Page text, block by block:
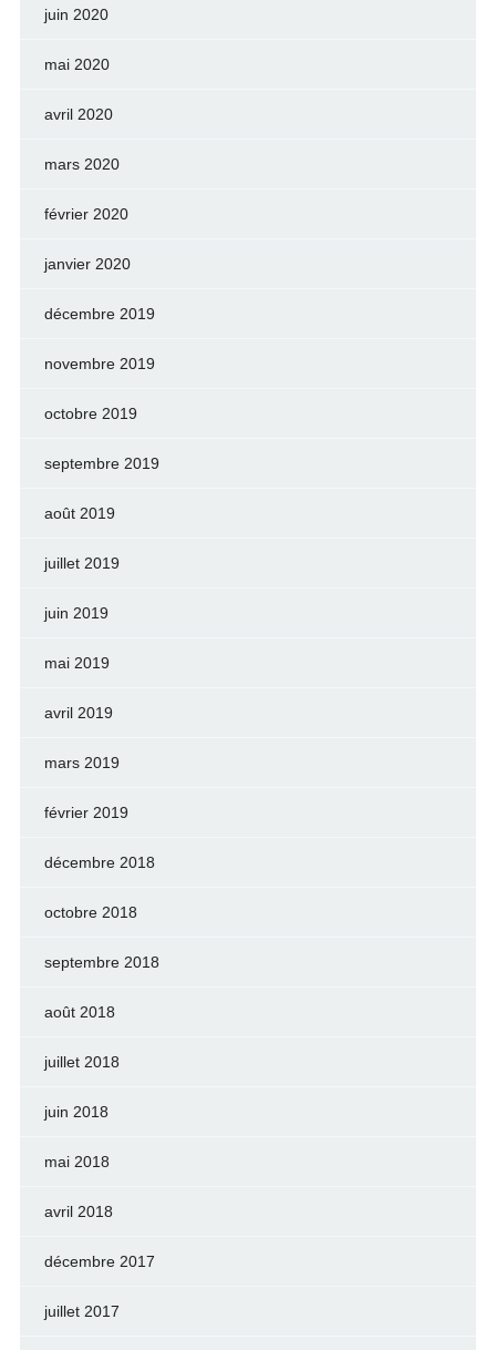
juin 2020
mai 2020
avril 2020
mars 2020
février 2020
janvier 2020
décembre 2019
novembre 2019
octobre 2019
septembre 2019
août 2019
juillet 2019
juin 2019
mai 2019
avril 2019
mars 2019
février 2019
décembre 2018
octobre 2018
septembre 2018
août 2018
juillet 2018
juin 2018
mai 2018
avril 2018
décembre 2017
juillet 2017